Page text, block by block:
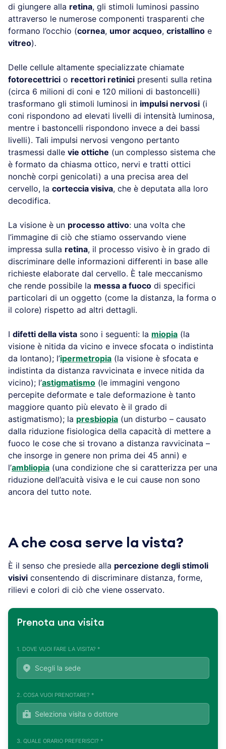
di giungere alla retina, gli stimoli luminosi passino
attraverso le numerose componenti trasparenti che
formano l’occhio (cornea, umor acqueo, cristallino e
vitreo).
Delle cellule altamente specializzate chiamate
fotorecettrici o recettori retinici presenti sulla retina
(circa 6 milioni di coni e 120 milioni di bastoncelli)
trasformano gli stimoli luminosi in impulsi nervosi (i
coni rispondono ad elevati livelli di intensità luminosa,
mentre i bastoncelli rispondono invece a dei bassi
livelli). Tali impulsi nervosi vengono pertanto
trasmessi dalle vie ottiche (un complesso sistema che
è formato da chiasma ottico, nervi e tratti ottici
nonchè corpi genicolati) a una precisa area del
cervello, la corteccia visiva, che è deputata alla loro
decodifica.
La visione è un processo attivo: una volta che
l’immagine di ciò che stiamo osservando viene
impressa sulla retina, il processo visivo è in grado di
discriminare delle informazioni differenti in base alle
richieste elaborate dal cervello. È tale meccanismo
che rende possibile la messa a fuoco di specifici
particolari di un oggetto (come la distanza, la forma o
il colore) rispetto ad altri dettagli.
I difetti della vista sono i seguenti: la miopia (la
visione è nitida da vicino e invece sfocata o indistinta
da lontano); l’ipermetropia (la visione è sfocata e
indistinta da distanza ravvicinata e invece nitida da
vicino); l’astigmatismo (le immagini vengono
percepite deformate e tale deformazione è tanto
maggiore quanto più elevato è il grado di
astigmatismo); la presbiopia (un disturbo – causato
dalla riduzione fisiologica della capacità di mettere a
fuoco le cose che si trovano a distanza ravvicinata –
che insorge in genere non prima dei 45 anni) e
l’ambliopia (una condizione che si caratterizza per una
riduzione dell’acuità visiva e le cui cause non sono
ancora del tutto note.
A che cosa serve la vista?
È il senso che presiede alla percezione degli stimoli
visivi consentendo di discriminare distanza, forme,
rilievi e colori di ciò che viene osservato.
Prenota una visita
1. DOVE VUOI FARE LA VISITA? *
2. COSA VUOI PRENOTARE? *
3. QUALE ORARIO PREFERISCI? *